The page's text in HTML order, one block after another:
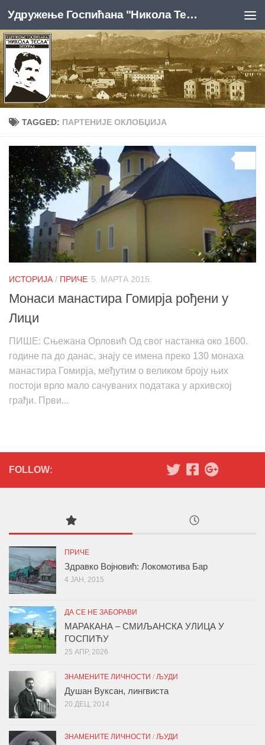
Skip to content Удружење Госпићана "Никола Тесла", Београд
TAGGED: ПАРТЕНИЈЕ ОКЛОБЏИЈА
ИСТОРИЈА / ПРИЧЕ 5. МАРТА 2015.
Монаси манастира Гомирја рођени у
Лици
ПИШЕ: Сњежана Орловић Од свог настанка око 1600.
године па до данас, знају се имена преко 130 монаха
манастира Гомирја, међутим о великом броју њих
постоји врло мало сачуваних података у архивској
грађи. Први...
FOLLOW:
ПРИЧЕ
Здравко Војновић: Локомотива Бар
4 ЈАН, 2015
ДА СЕ НЕ ЗАБОРАВИ
МАРАКАНА – СМИЉАНСКА УЛИЦА У
ГОСПИЋУ
25 АПР, 2026
ЗНАМЕНИТЕ ЛИЧНОСТИ / ЉУДИ
Душан Вуксан, лингвиста
20 ДЕЦ, 2014
ЗНАМЕНИТЕ ЛИЧНОСТИ / ЉУДИ